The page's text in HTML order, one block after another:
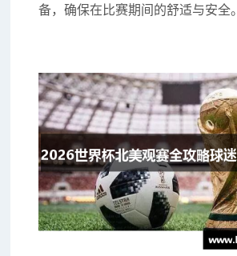
备，确保在比赛期间的舒适与安全。